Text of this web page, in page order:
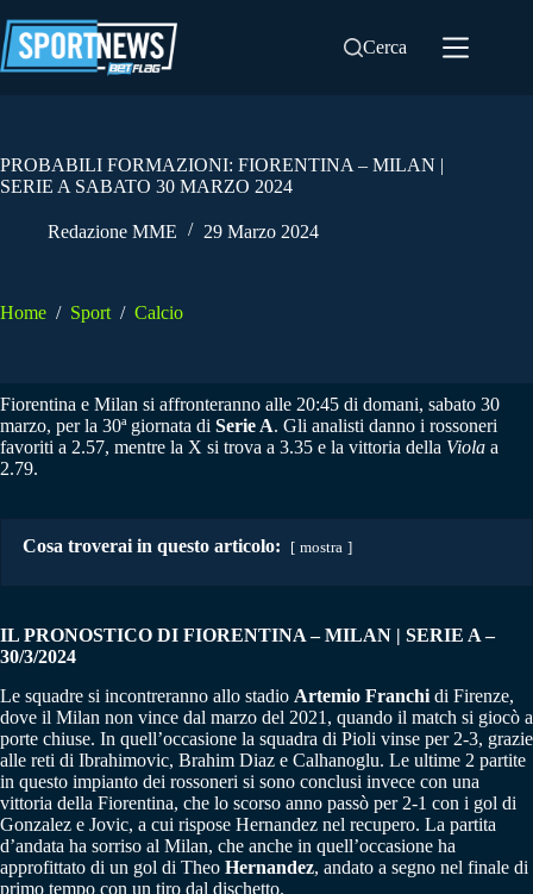
al
contenuto
Cerca
PROBABILI FORMAZIONI: FIORENTINA – MILAN |
SERIE A SABATO 30 MARZO 2024
Redazione MME 29 Marzo 2024
Home / Sport / Calcio
Fiorentina e Milan si affronteranno alle 20:45 di domani, sabato 30
marzo, per la 30ª giornata di Serie A. Gli analisti danno i rossoneri
favoriti a 2.57, mentre la X si trova a 3.35 e la vittoria della Viola a
2.79.
Cosa troverai in questo articolo: mostra
IL PRONOSTICO DI FIORENTINA – MILAN | SERIE A –
30/3/2024
Le squadre si incontreranno allo stadio Artemio Franchi di Firenze,
dove il Milan non vince dal marzo del 2021, quando il match si giocò a
porte chiuse. In quell’occasione la squadra di Pioli vinse per 2-3, grazie
alle reti di Ibrahimovic, Brahim Diaz e Calhanoglu. Le ultime 2 partite
in questo impianto dei rossoneri si sono conclusi invece con una
vittoria della Fiorentina, che lo scorso anno passò per 2-1 con i gol di
Gonzalez e Jovic, a cui rispose Hernandez nel recupero. La partita
d’andata ha sorriso al Milan, che anche in quell’occasione ha
approfittato di un gol di Theo Hernandez, andato a segno nel finale di
primo tempo con un tiro dal dischetto.